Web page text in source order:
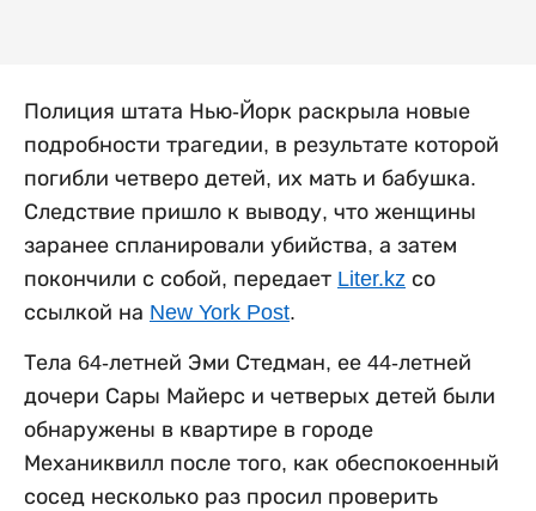
Полиция штата Нью-Йорк раскрыла новые
подробности трагедии, в результате которой
погибли четверо детей, их мать и бабушка.
Следствие пришло к выводу, что женщины
заранее спланировали убийства, а затем
покончили с собой, передает Liter.kz со
ссылкой на New York Post.
Тела 64-летней Эми Стедман, ее 44-летней
дочери Сары Майерс и четверых детей были
обнаружены в квартире в городе
Механиквилл после того, как обеспокоенный
сосед несколько раз просил проверить